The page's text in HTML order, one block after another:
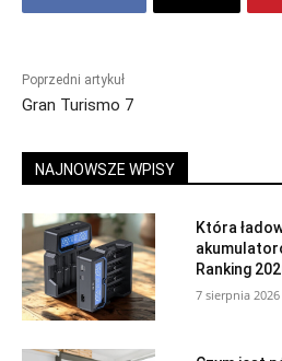
Poprzedni artykuł
Gran Turismo 7
NAJNOWSZE WPISY
Która
Ranking
7 sierpnia 2026